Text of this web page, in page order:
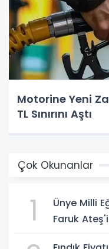
Motorine Yeni
TL Sınırını Aştı
Çok Okunanlar
1
Ünye Milli
Faruk